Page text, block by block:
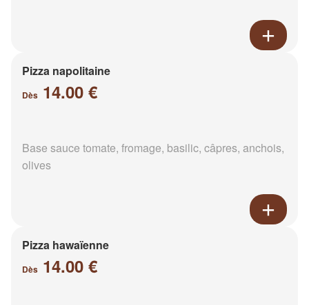
Pizza napolitaine
Dès 14.00 €
Base sauce tomate, fromage, basilic, câpres, anchois,
olives
Pizza hawaïenne
Dès 14.00 €